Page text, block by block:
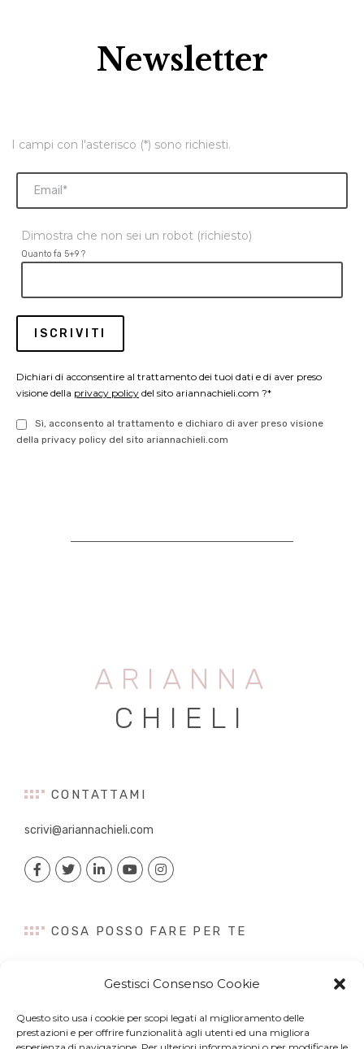
Gestisci Consenso Cookie
Questo sito usa i cookie per scopi legati al miglioramento delle
prestazioni e per offrire funzionalità agli utenti ed una migliora
Newsletter
I campi con l'asterisco (*) sono richiesti.
Dimostra che non sei un robot (richiesto)
Quanto fa 5+9 ?
Dichiari di acconsentire al trattamento dei tuoi dati e di aver preso
visione della privacy policy del sito ariannachieli.com ?*
Sì, acconsento al trattamento e dichiaro di aver preso visione
della privacy policy del sito ariannachieli.com
ARIANNA
CHIELI
CONTATTAMI
scrivi@ariannachieli.com
COSA POSSO FARE PER TE
Content Creation
Digital PR